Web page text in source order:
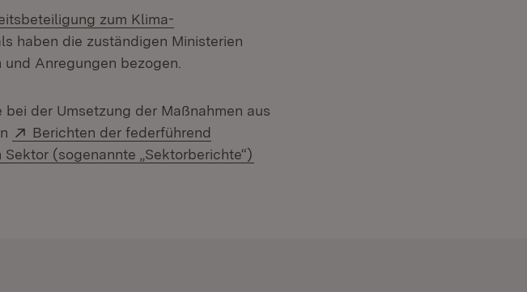
zum Klima-
haben die zuständigen Ministerien
Anregungen bezogen.
der Umsetzung der Maßnahmen aus
Extern:
Berichten der federführend
(sogenannte „Sektorberichte“)